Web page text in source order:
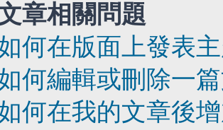
章相關問題
何在版面上發表
何編輯或刪除一
何在我的文章後